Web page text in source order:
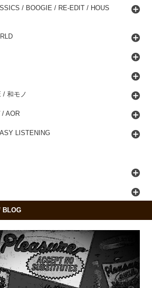
/ BOOGIE / RE-EDIT / HOUS
/ 和モノ
/ AOR
LISTENING
BLOG